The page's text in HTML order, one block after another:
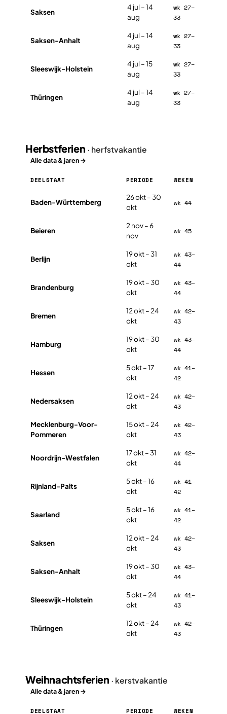
Saksen
4 jul – 14
aug
wk 27–
33
Saksen-Anhalt
4 jul – 14
aug
wk 27–
33
Sleeswijk-Holstein
4 jul – 15
aug
wk 27–
33
Thüringen
4 jul – 14
aug
wk 27–
33
Herbstferien · herfstvakantie
Alle data & jaren →
Herbstferien in Duitsland 2026, per deelstaat
DEELSTAAT PERIODE WEKEN
Baden-Württemberg
26 okt – 30
okt
wk 44
Beieren
2 nov – 6
nov
wk 45
Berlijn
19 okt – 31
okt
wk 43–
44
Brandenburg
19 okt – 30
okt
wk 43–
44
Bremen
12 okt – 24
okt
wk 42–
43
Hamburg
19 okt – 30
okt
wk 43–
44
Hessen
5 okt – 17
okt
wk 41–
42
Nedersaksen
12 okt – 24
okt
wk 42–
43
Mecklenburg-Voor-
Pommeren
15 okt – 24
okt
wk 42–
43
Noordrijn-Westfalen
17 okt – 31
okt
wk 42–
44
Rijnland-Palts
5 okt – 16
okt
wk 41–
42
Saarland
5 okt – 16
okt
wk 41–
42
Saksen
12 okt – 24
okt
wk 42–
43
Saksen-Anhalt
19 okt – 30
okt
wk 43–
44
Sleeswijk-Holstein
5 okt – 24
okt
wk 41–
43
Thüringen
12 okt – 24
okt
wk 42–
43
Weihnachtsferien · kerstvakantie
Alle data & jaren →
DEELSTAAT PERIODE WEKEN